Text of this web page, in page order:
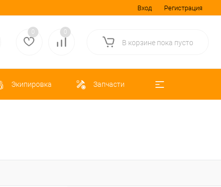
Вход Регистрация
0 0
В корзине пока пусто
Экипировка Запчасти